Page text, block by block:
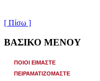
[ Πίσω ]
ΒΑΣΙΚΟ ΜΕΝΟΥ
ΠΟΙΟΙ ΕΙΜΑΣΤΕ
ΠΕΙΡΑΜΑΤΙΖΟΜΑΣΤΕ